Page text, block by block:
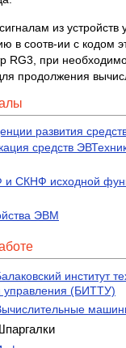
из устройств
в соотв-ии с кодом
RG3, при
продолжения
развития
средств
СКНФ исходной
ЭВМ
институт
управления (БИТТУ)